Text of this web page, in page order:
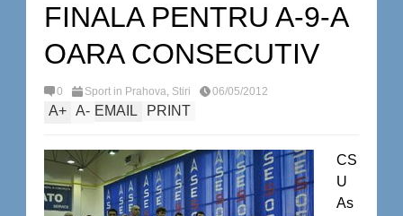
FINALA PENTRU A-9-A
OARA CONSECUTIV
0 Sport in Prahova, Stiri 06/05/2012
A+ A- EMAIL PRINT
CS
U
As